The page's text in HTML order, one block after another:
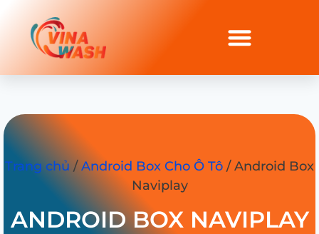
Trang chủ/Android Box Cho Ô Tô / Android Box
Naviplay
ANDROID BOX NAVIPLAY